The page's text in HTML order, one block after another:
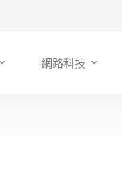
網路科技